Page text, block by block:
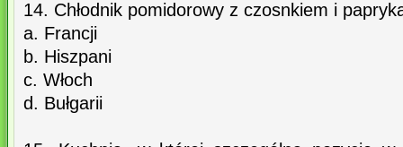
14. Chłodnik pomidorowy z czosnkiem i
a. Francji
b. Hiszpani
c. Włoch
d. Bułgarii